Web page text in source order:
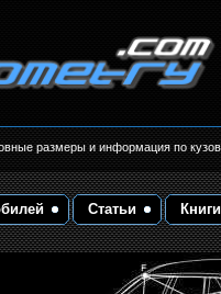
Геометрия кузова
размеры и информация по
Статьи Книги